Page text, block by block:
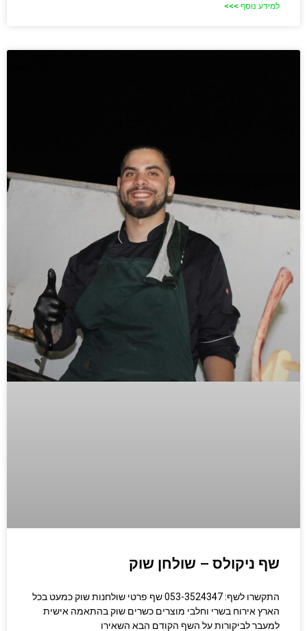
למידע נוסף >>>
שף ניקולס – שולחן שוק
התקשרו לשף: 053-3524347 שף פרטי שולחנות שוק כמעט בכל
הארץ אירוח בשרי וחלבי מוצרים כשרים שוק בהתאמה אישית
למעבר לביקורות על השף הקודם הבא השאירו